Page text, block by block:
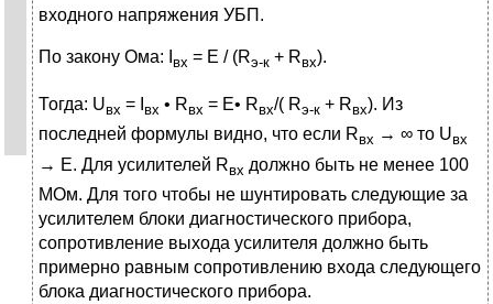
входного напряжения УБП.
По закону Ома: I вх = Е / (Rэ-к + Rвх).
Тогда: Uвх = I вх • Rвх = Е• Rвх/( Rэ-к + Rвх). Из
последней формулы видно, что если Rвх → ∞ то Uвх
→ Е. Для усилителей Rвх должно быть не менее 100
МОм. Для того чтобы не шунтировать следующие за
усилителем блоки диагно­стического прибора,
сопротивление выхода усилителя должно быть
примерно равным сопротивлению входа следующего
блока диагностического прибора.